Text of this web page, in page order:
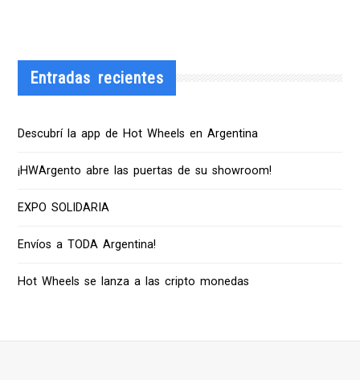
Entradas recientes
Descubrí la app de Hot Wheels en Argentina
¡HWArgento abre las puertas de su showroom!
EXPO SOLIDARIA
Envíos a TODA Argentina!
Hot Wheels se lanza a las cripto monedas